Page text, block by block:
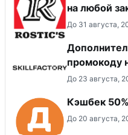
на любой
До 31 августа,
промокоду
До 23 августа,
Кэшбек
До 20 августа,